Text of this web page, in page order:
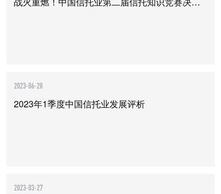
2023-06-28
2023年1季度中国信托业发展评析
2023-03-27